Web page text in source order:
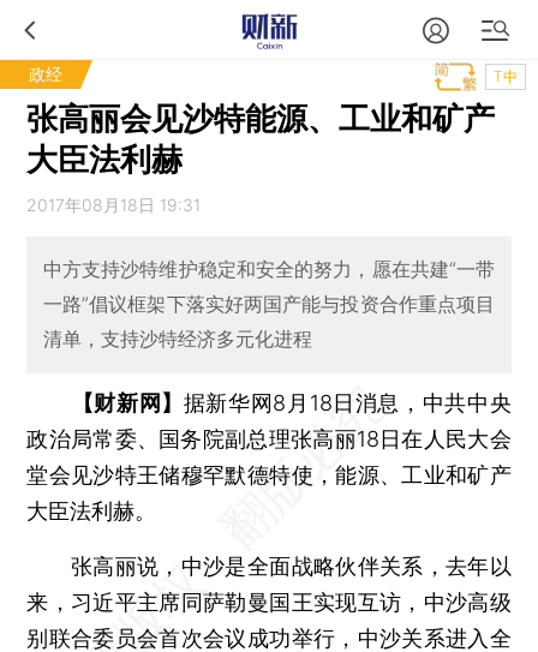
政经 T中
张高丽会见沙特能源、工业和矿产
大臣法利赫
2017年08月18日 19:31
中方支持沙特维护稳定和安全的努力，愿在共建“一带
一路”倡议框架下落实好两国产能与投资合作重点项目
清单，支持沙特经济多元化进程
【财新网】 据新华网8月18日消息，中共中央
政治局常委、国务院副总理张高丽18日在人民大会
堂会见沙特王储穆罕默德特使，能源、工业和矿产
大臣法利赫。
张高丽说，中沙是全面战略伙伴关系，去年以
来，习近平主席同萨勒曼国王实现互访，中沙高级
别联合委员会首次会议成功举行，中沙关系进入全